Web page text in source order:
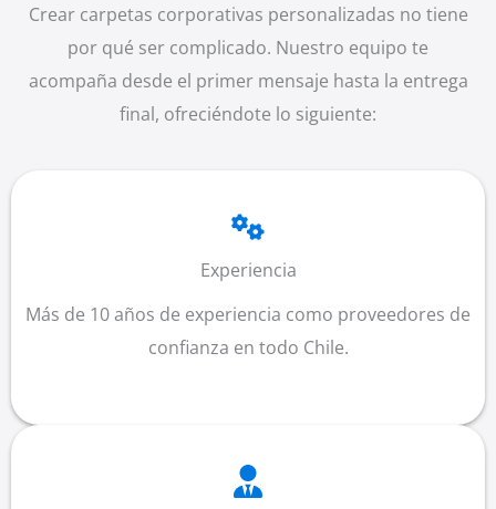
Crear carpetas corporativas personalizadas no tiene
por qué ser complicado. Nuestro equipo te
acompaña desde el primer mensaje hasta la entrega
final, ofreciéndote lo siguiente:
Experiencia
Más de 10 años de experiencia como proveedores de
confianza en todo Chile.